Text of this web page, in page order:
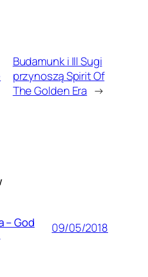
Budamunk i Ill Sugi
przynoszą Spirit Of
The Golden Era →
– God 09/05/2018